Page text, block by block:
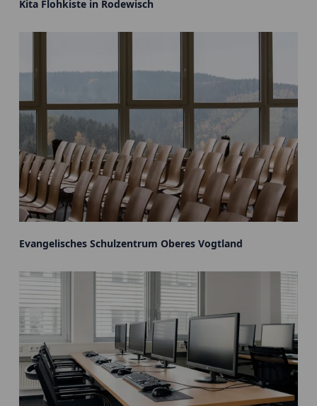
Kita Flohkiste in Rodewisch
Evangelisches Schulzentrum Oberes Vogtland